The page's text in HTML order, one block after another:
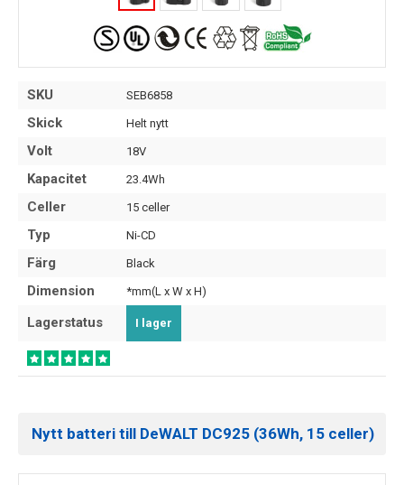
SKU SEB6858
Skick Helt nytt
Volt 18V
Kapacitet 23.4Wh
Celler 15 celler
Typ Ni-CD
Färg Black
Dimension *mm(L x W x H)
Lagerstatus I lager
Nytt batteri till DeWALT DC925 (36Wh, 15 celler)